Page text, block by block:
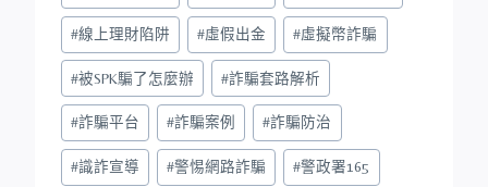
#線上理財陷阱 #虛假出金 #虛擬幣詐騙
#被SPK騙了怎麼辦 #詐騙套路解析
#詐騙平台 #詐騙案例 #詐騙防治
#識詐宣導 #警惕網路詐騙 #警政署165